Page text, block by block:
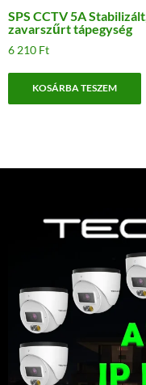
SPS CCTV 5A Stabilizált,
zavarszűrt tápegység
6 210 Ft
KOSÁRBA TESZEM